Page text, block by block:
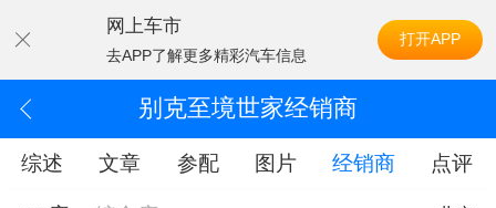
网上车市
去APP了解更多精彩汽车信息
打开APP
别克至境世家经销商
综述 文章 参配 图片 经销商 点评